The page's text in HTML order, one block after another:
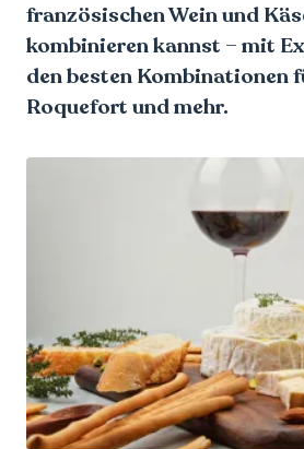
französischen Wein und
kombinieren kannst – mit
den besten Kombinationen
Roquefort und mehr.